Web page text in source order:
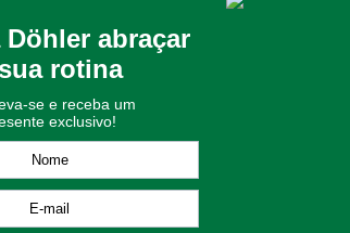
de lazer!
essencial para todo torcedor que pulsa nas
ao Fluzão e um presente que emociona
garantindo a autenticidade e a
seu corpo com um toque suave e
destaque visual? O design clássico e
Time de Guerreiros.